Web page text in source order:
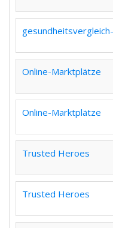
Online-Marktplätze
Online-Marktplätze
Trusted Heroes
Trusted Heroes